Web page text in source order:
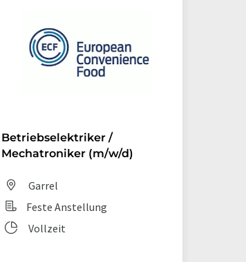
Betriebselektriker /
Mechatroniker (m/w/d)
Garrel
Feste Anstellung
Vollzeit